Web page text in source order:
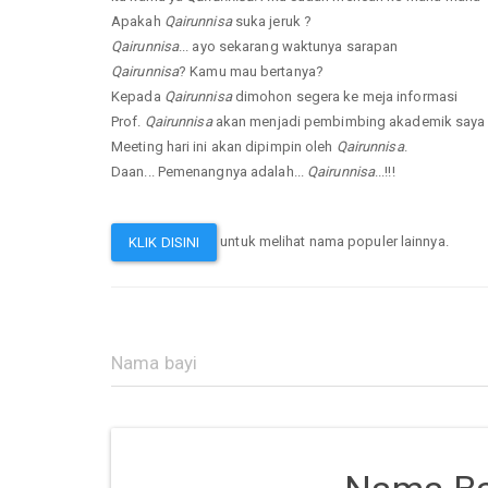
Apakah Qairunnisasuka jeruk ?
Qairunnisa... ayo sekarang waktunya sarapan
Qairunnisa? Kamu mau bertanya?
Kepada Qairunnisadimohon segera ke meja informasi
Prof. Qairunnisaakan menjadi pembimbing akademik saya
Meeting hari ini akan dipimpin oleh Qairunnisa.
Daan... Pemenangnya adalah... Qairunnisa...!!!
KLIK DISINI untuk melihat nama populer lainnya.